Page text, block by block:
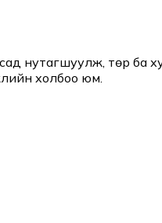
нутагшуулж, төр ба
холбоо юм.